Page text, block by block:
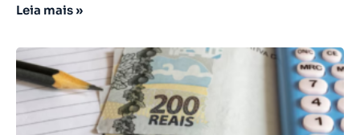
Leia mais »